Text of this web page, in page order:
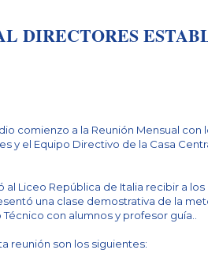
DIRECTORES
comienzo a la Reunión Mensual con
y el Equipo Directivo de la Casa
al Liceo República de Italia recibir a
una clase demostrativa de la
con alumnos y profesor guía..
reunión son los siguientes: